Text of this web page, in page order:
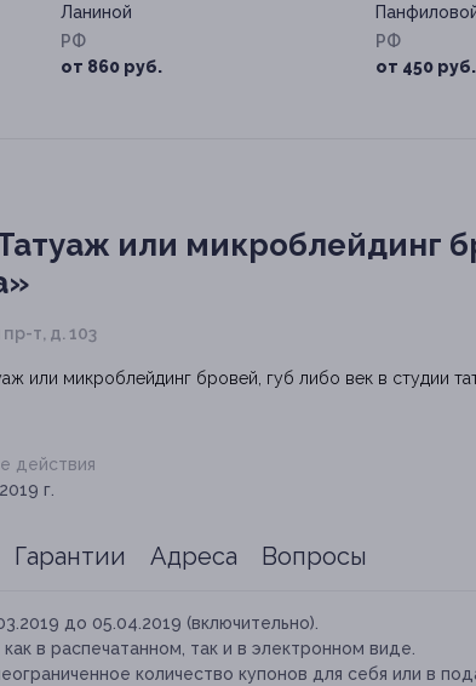
Ланиной
РФ
от 860 руб.
РФ
от 450 руб.
или микроблейдинг
т, д. 103
действия
г.
Гарантии Адреса Вопросы
до 05.04.2019 (включительно).
в распечатанном, так и в электронном виде.
количество купонов для себя или в